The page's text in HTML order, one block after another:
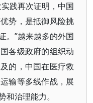
践再次证明，中国
势，是抵御风险挑
。”越来越多的外国
各级政府的组织动
的，中国在医疗救
输等多线作战，展
治理能力。